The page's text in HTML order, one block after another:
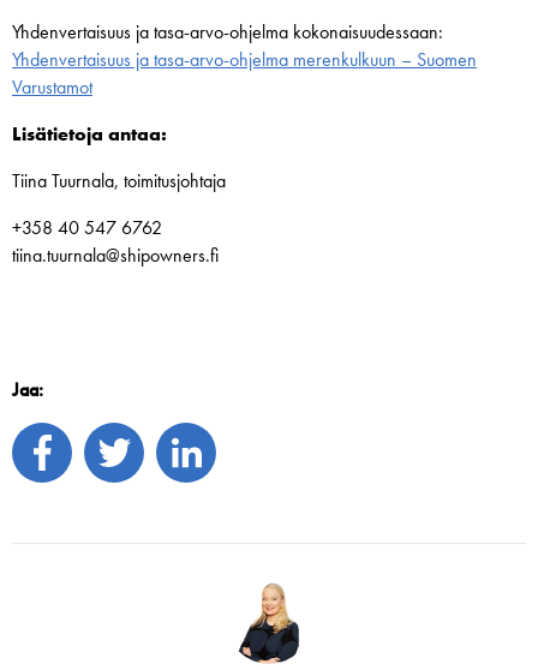
Yhdenvertaisuus ja tasa-arvo-ohjelma kokonaisuudessaan:
Yhdenvertaisuus ja tasa-arvo-ohjelma merenkulkuun – Suomen
Varustamot
Lisätietoja antaa:
Tiina Tuurnala, toimitusjohtaja
+358 40 547 6762
tiina.tuurnala@shipowners.fi
Jaa: